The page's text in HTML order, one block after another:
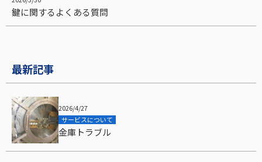
鍵に関するよくある質問
最新記事
2026/4/27
サービスについて
金庫トラブル